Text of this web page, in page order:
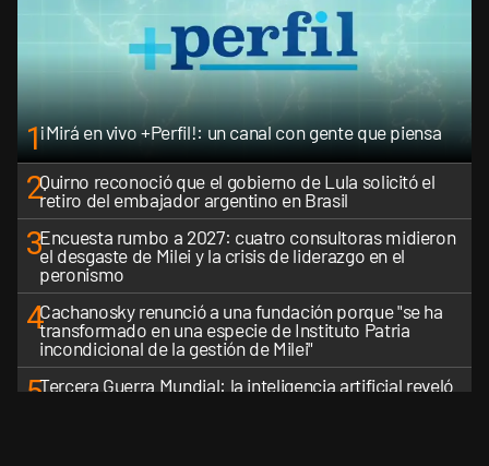
1¡Mirá en vivo +Perfil!: un canal con gente que piensa
2Quirno reconoció que el gobierno de Lula solicitó el
retiro del embajador argentino en Brasil
3Encuesta rumbo a 2027: cuatro consultoras midieron
el desgaste de Milei y la crisis de liderazgo en el
peronismo
4Cachanosky renunció a una fundación porque "se ha
transformado en una especie de Instituto Patria
incondicional de la gestión de Milei"
5Tercera Guerra Mundial: la inteligencia artificial reveló